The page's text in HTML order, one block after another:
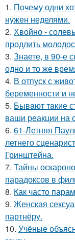
1. Почему одни
нужен неделями.
2. Хвойно -
продлить
3. Знаете, в 90-е
одно и то же
4. В отпуск с
беременности и
5. Бывaют тaкие
ваши реакции на
6. 61-Летняя
летнего
Гринштейна.
7. Тайны
парадоксов в
8. Как часто
9. Женская
партнёру.
10. Учёные